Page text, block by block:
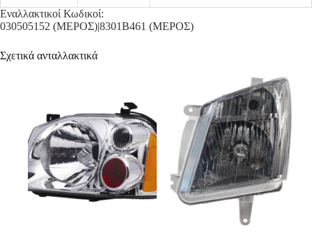
Εναλλακτικοί Κωδικοί:
030505152 (ΜΕΡΟΣ)|8301B461 (ΜΕΡΟΣ)
Σχετικά ανταλλακτικά